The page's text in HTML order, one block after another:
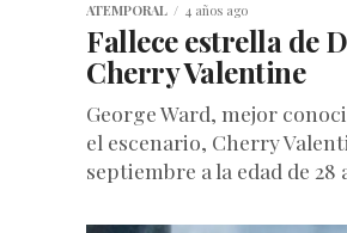
ATEMPORAL 4 años ago
Fallece estrella de
Cherry Valentine
George Ward, mejor
el escenario, Cherry
septiembre a la edad de 28